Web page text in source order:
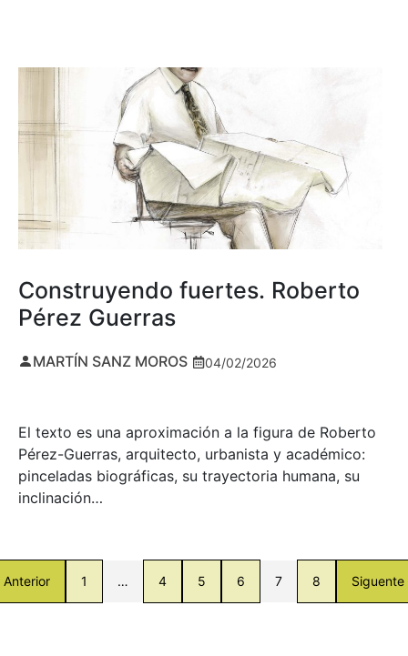
Construyendo fuertes. Roberto
Pérez Guerras
MARTÍN SANZ MOROS 04/02/2026
El texto es una aproximación a la figura de Roberto
Pérez-Guerras, arquitecto, urbanista y académico:
pinceladas biográficas, su trayectoria humana, su
inclinación…
Anterior 1 … 4 5 6 7 8 Siguente